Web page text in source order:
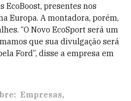
EcoBoost, presentes nos
Europa. A montadora, porém,
“O Novo EcoSport será um
que sua divulgação será
Ford”, disse a empresa em
Empresas